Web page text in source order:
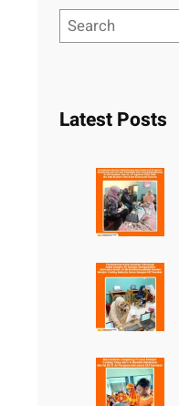
e
cLatest Posts